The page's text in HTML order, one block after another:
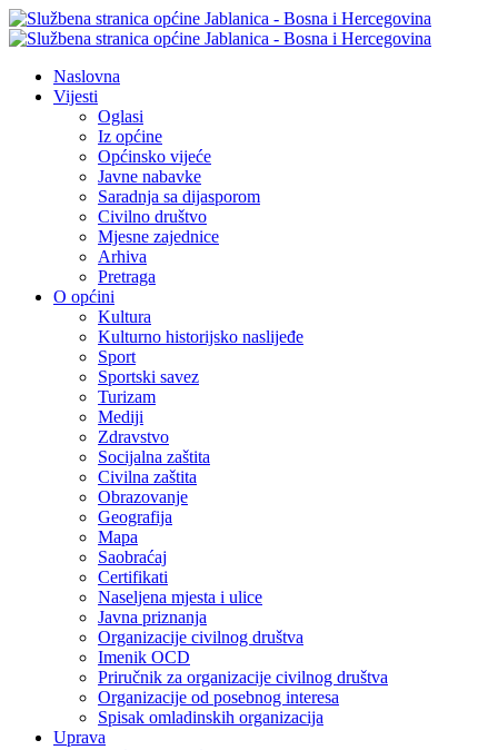
Naslovna
Vijesti
Oglasi
Iz općine
Općinsko vijeće
Javne nabavke
Saradnja sa dijasporom
Civilno društvo
Mjesne zajednice
Arhiva
Pretraga
O općini
Kultura
Kulturno historijsko naslijeđe
Sport
Sportski savez
Turizam
Mediji
Zdravstvo
Socijalna zaštita
Civilna zaštita
Obrazovanje
Geografija
Mapa
Saobraćaj
Certifikati
Naseljena mjesta i ulice
Javna priznanja
Organizacije civilnog društva
Imenik OCD
Priručnik za organizacije civilnog društva
Organizacije od posebnog interesa
Spisak omladinskih organizacija
Uprava